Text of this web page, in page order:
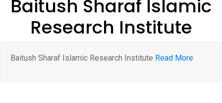
Baitush Sharaf Islamic
Research Institute
Baitush Sharaf Islamic Research Institute Read More